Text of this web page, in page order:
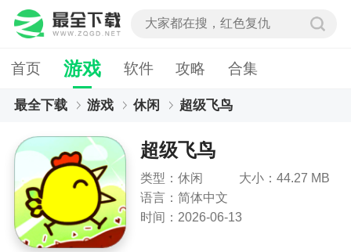
首页 游戏 软件 攻略 合集
最全下载 游戏 休闲 超级飞鸟
超级飞鸟
类型：休闲
大小：44.27 MB
语言：简体中文
时间：2026-06-13